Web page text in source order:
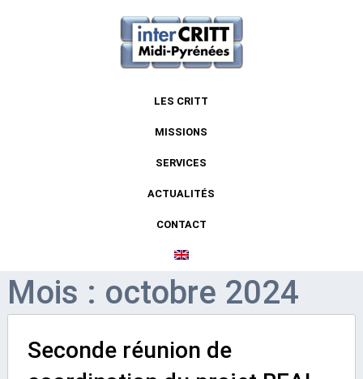
LES CRITT
MISSIONS
SERVICES
ACTUALITÉS
CONTACT
Mois : octobre 2024
Seconde réunion de